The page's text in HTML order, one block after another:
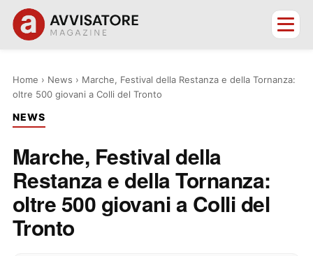
Home › News › Marche, Festival della Restanza e della Tornanza:
oltre 500 giovani a Colli del Tronto
NEWS
Marche, Festival della
Restanza e della Tornanza:
oltre 500 giovani a Colli del
Tronto